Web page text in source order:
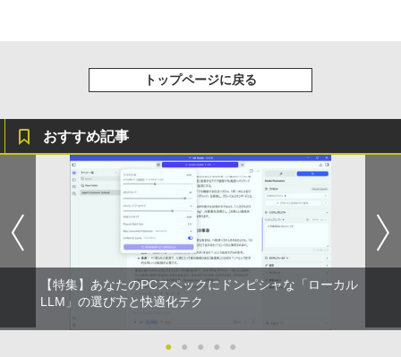
トップページに戻る
おすすめ記事
【特集】あなたのPCスペックにドンピシャな「ローカル
LLM」の選び方と快適化テク
● ● ● ● ●